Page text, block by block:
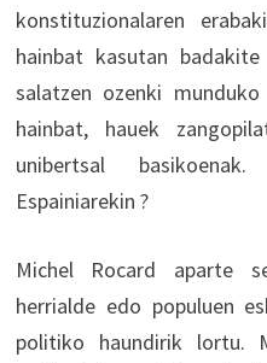
konstituzionalaren
hainbat kasutan
salatzen ozenki
hainbat, hauek
unibertsal
Espainiarekin ?
Michel Rocard aparte
herrialde edo populuen
politiko haundirik lortu.